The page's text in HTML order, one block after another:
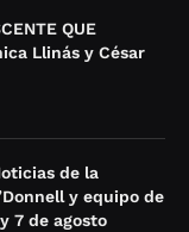
QUE
Llinás y César
de la
y equipo de
7 de agosto